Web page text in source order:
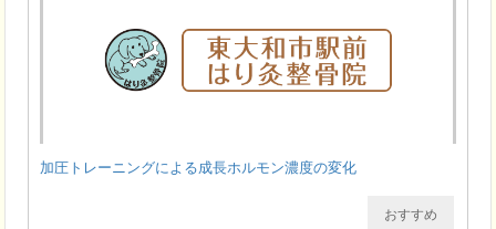
加圧トレーニングによる成長ホルモン濃度の変化
おすすめ